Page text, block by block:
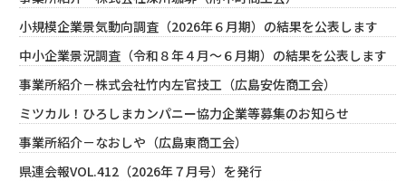
小規模企業景気動向調査（2026年６月期）の結果を公表します
中小企業景況調査（令和８年４月～６月期）の結果を公表します
事業所紹介－株式会社竹内左官技工（広島安佐商工会）
ミツカル！ひろしまカンパニー協力企業等募集のお知らせ
事業所紹介－なおしや（広島東商工会）
県連会報VOL.412（2026年７月号）を発行